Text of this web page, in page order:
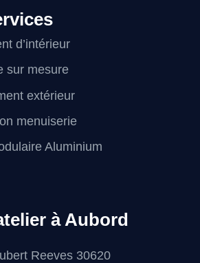
d’intérieur
sur mesure
extérieur
menuiserie
Aluminium
à Aubord
Reeves 30620